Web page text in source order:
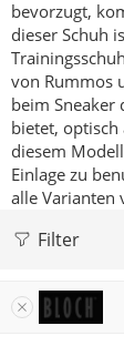
bevorzugt,
dieser Schuh
von Rummos
beim Sneaker
bietet, optisch
diesem
Einlage zu
alle Varianten
Filter